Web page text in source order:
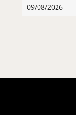
09/08/2026